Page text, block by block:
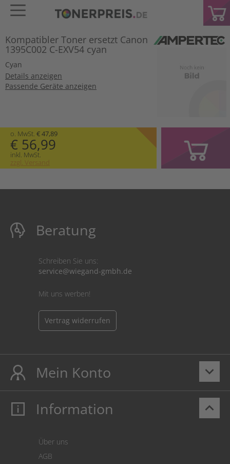
Kompatibler Toner ersetzt Canon
1395C002 C-EXV54 cyan
Cyan
Details anzeigen
Passende Geräte anzeigen
o. MwSt. € 47,89
€ 56,99
inkl. MwSt.
zzgl. Versand
Beratung
Schreiben Sie uns:
service@wiegand-gmbh.de
Mit uns werben!
Vertrag widerrufen
keyboard_arrow_down
Mein Konto
Mein Konto
keyboard_arrow_up
Information
Über uns
AGB